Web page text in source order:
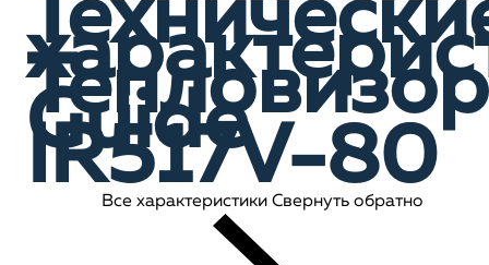
Тепловизор
Guide
IR517V-80
Все характеристики Свернуть обратно